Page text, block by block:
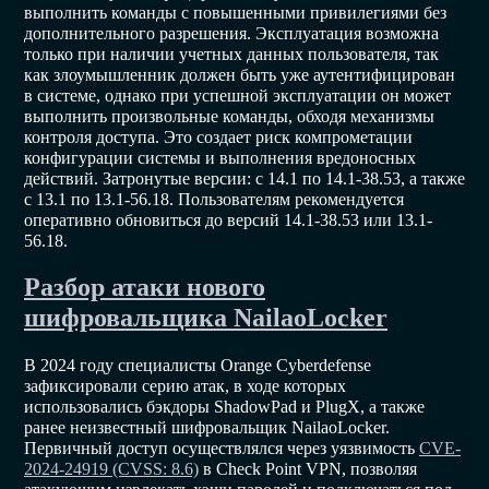
выполнить команды с повышенными привилегиями без
дополнительного разрешения. Эксплуатация возможна
только при наличии учетных данных пользователя, так
как злоумышленник должен быть уже аутентифицирован
в системе, однако при успешной эксплуатации он может
выполнить произвольные команды, обходя механизмы
контроля доступа. Это создает риск компрометации
конфигурации системы и выполнения вредоносных
действий. Затронутые версии: с 14.1 по 14.1-38.53, а также
с 13.1 по 13.1-56.18. Пользователям рекомендуется
оперативно обновиться до версий 14.1-38.53 или 13.1-
56.18.
Разбор атаки нового
шифровальщика NailaoLocker
В 2024 году специалисты Orange Cyberdefense
зафиксировали серию атак, в ходе которых
использовались бэкдоры ShadowPad и PlugX, а также
ранее неизвестный шифровальщик NailaoLocker.
Первичный доступ осуществлялся через уязвимость CVE-
2024-24919 (CVSS: 8.6) в Check Point VPN, позволяя